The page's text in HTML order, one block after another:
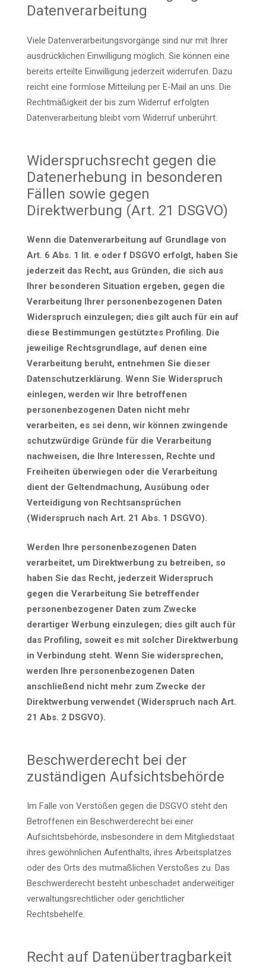
Datenverarbeitung
Viele Datenverarbeitungsvorgänge sind nur mit Ihrer
ausdrücklichen Einwilligung möglich. Sie können eine
bereits erteilte Einwilligung jederzeit widerrufen. Dazu
reicht eine formlose Mitteilung per E-Mail an uns. Die
Rechtmäßigkeit der bis zum Widerruf erfolgten
Datenverarbeitung bleibt vom Widerruf unberührt.
Widerspruchsrecht gegen die
Datenerhebung in besonderen
Fällen sowie gegen
Direktwerbung (Art. 21 DSGVO)
Wenn die Datenverarbeitung auf Grundlage von
Art. 6 Abs. 1 lit. e oder f DSGVO erfolgt, haben Sie
jederzeit das Recht, aus Gründen, die sich aus
Ihrer besonderen Situation ergeben, gegen die
Verarbeitung Ihrer personenbezogenen Daten
Widerspruch einzulegen; dies gilt auch für ein auf
diese Bestimmungen gestütztes Profiling. Die
jeweilige Rechtsgrundlage, auf denen eine
Verarbeitung beruht, entnehmen Sie dieser
Datenschutzerklärung. Wenn Sie Widerspruch
einlegen, werden wir Ihre betroffenen
personenbezogenen Daten nicht mehr
verarbeiten, es sei denn, wir können zwingende
schutzwürdige Gründe für die Verarbeitung
nachweisen, die Ihre Interessen, Rechte und
Freiheiten überwiegen oder die Verarbeitung
dient der Geltendmachung, Ausübung oder
Verteidigung von Rechtsansprüchen
(Widerspruch nach Art. 21 Abs. 1 DSGVO).
Werden Ihre personenbezogenen Daten
verarbeitet, um Direktwerbung zu betreiben, so
haben Sie das Recht, jederzeit Widerspruch
gegen die Verarbeitung Sie betreffender
personenbezogener Daten zum Zwecke
derartiger Werbung einzulegen; dies gilt auch für
das Profiling, soweit es mit solcher Direktwerbung
in Verbindung steht. Wenn Sie widersprechen,
werden Ihre personenbezogenen Daten
anschließend nicht mehr zum Zwecke der
Direktwerbung verwendet (Widerspruch nach Art.
21 Abs. 2 DSGVO).
Beschwerderecht bei der
zuständigen Aufsichtsbehörde
Im Falle von Verstößen gegen die DSGVO steht den
Betroffenen ein Beschwerderecht bei einer
Aufsichtsbehörde, insbesondere in dem Mitgliedstaat
ihres gewöhnlichen Aufenthalts, ihres Arbeitsplatzes
oder des Orts des mutmaßlichen Verstoßes zu. Das
Beschwerderecht besteht unbeschadet anderweitiger
verwaltungsrechtlicher oder gerichtlicher
Rechtsbehelfe.
Recht auf Datenübertragbarkeit